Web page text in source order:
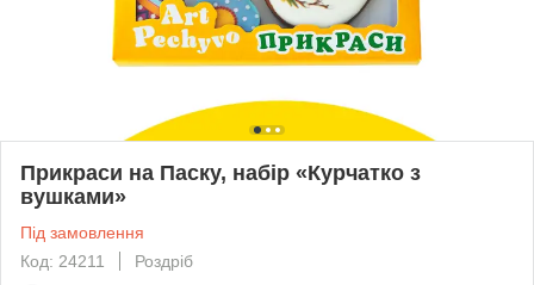
Прикраси на Паску, набір «Курчатко з
вушками»
Під замовлення
Код: 24211
Роздріб